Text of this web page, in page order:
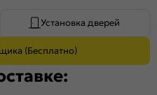
Установка дверей
(Бесплатно)